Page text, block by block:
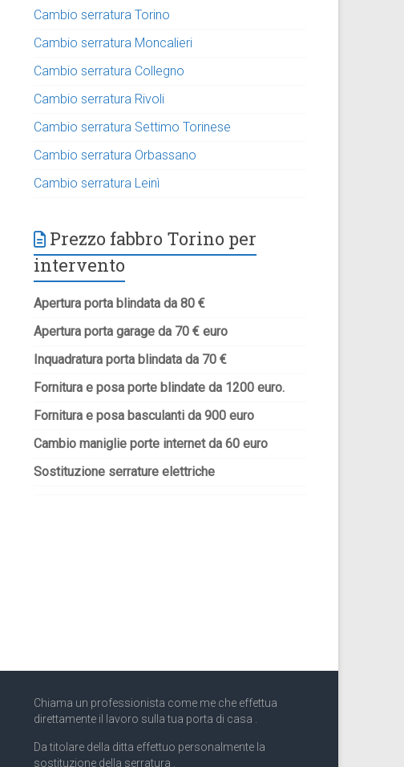
Cambio serratura Torino
Cambio serratura Moncalieri
Cambio serratura Collegno
Cambio serratura Rivoli
Cambio serratura Settimo Torinese
Cambio serratura Orbassano
Cambio serratura Leinì
Prezzo fabbro Torino per
intervento
Apertura porta blindata da 80 €
Apertura porta garage da 70 € euro
Inquadratura porta blindata da 70 €
Fornitura e posa porte blindate da 1200 euro.
Fornitura e posa basculanti da 900 euro
Cambio maniglie porte internet da 60 euro
Sostituzione serrature elettriche
Chiama un professionista come me che effettua
direttamente il lavoro sulla tua porta di casa .
Da titolare della ditta effettuo personalmente la
sostituzione della serratura .